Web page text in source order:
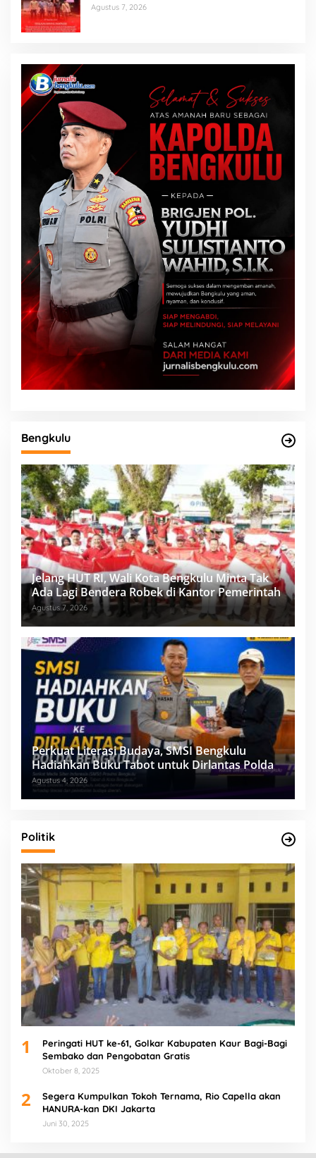
Agustus 7, 2026
Bengkulu
Jelang HUT RI, Wali Kota Bengkulu Minta Tak
Ada Lagi Bendera Robek di Kantor Pemerintah
Agustus 7, 2026
Perkuat Literasi Budaya, SMSI Bengkulu
Hadiahkan Buku Tabot untuk Dirlantas Polda
Agustus 4, 2026
Politik
1
Peringati HUT ke-61, Golkar Kabupaten Kaur Bagi-Bagi
Sembako dan Pengobatan Gratis
Oktober 8, 2025
2
Segera Kumpulkan Tokoh Ternama, Rio Capella akan
HANURA-kan DKI Jakarta
Juni 30, 2025